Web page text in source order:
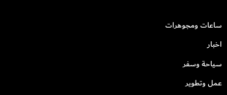
ساعات ومجوهرات
اخبار
سياحة وسفر
عمل وتطوير